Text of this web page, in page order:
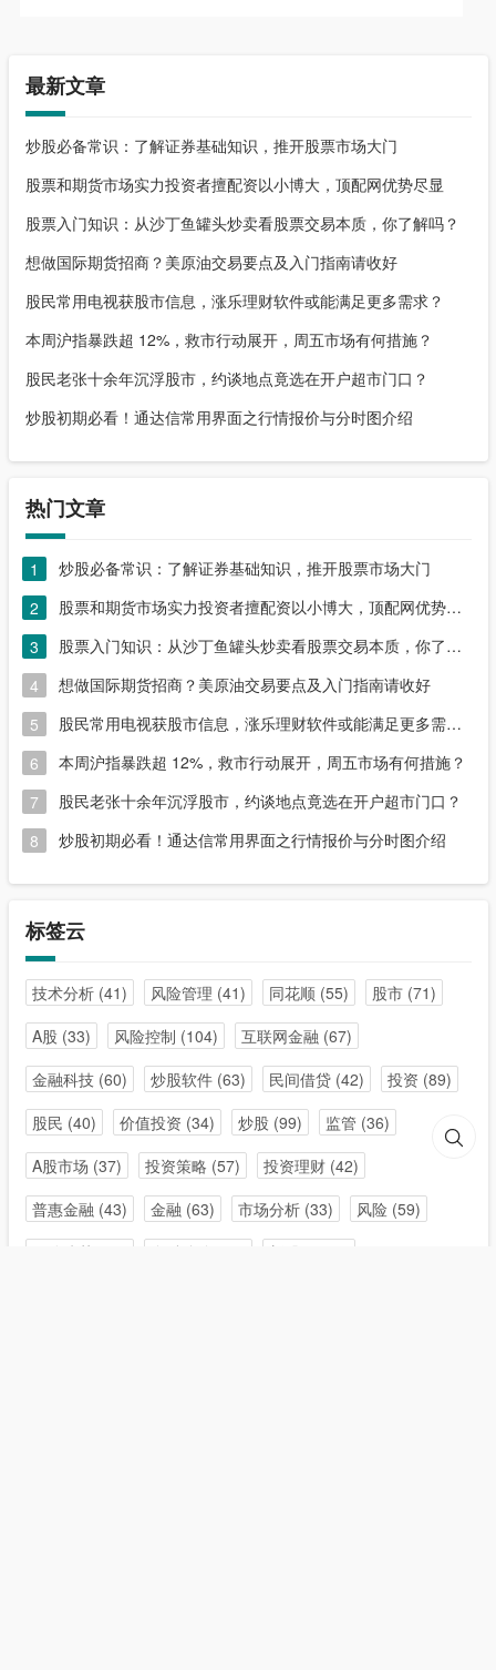
最新文章
炒股必备常识：了解证券基础知识，推开股票市场大门
股票和期货市场实力投资者擅配资以小博大，顶配网优势尽显
股票入门知识：从沙丁鱼罐头炒卖看股票交易本质，你了解吗？
想做国际期货招商？美原油交易要点及入门指南请收好
股民常用电视获股市信息，涨乐理财软件或能满足更多需求？
本周沪指暴跌超 12%，救市行动展开，周五市场有何措施？
股民老张十余年沉浮股市，约谈地点竟选在开户超市门口？
炒股初期必看！通达信常用界面之行情报价与分时图介绍
热门文章
1
炒股必备常识：了解证券基础知识，推开股票市场大门
2
股票和期货市场实力投资者擅配资以小博大，顶配网优势尽显
3
股票入门知识：从沙丁鱼罐头炒卖看股票交易本质，你了解吗？
4
想做国际期货招商？美原油交易要点及入门指南请收好
5
股民常用电视获股市信息，涨乐理财软件或能满足更多需求？
6
本周沪指暴跌超 12%，救市行动展开，周五市场有何措施？
7
股民老张十余年沉浮股市，约谈地点竟选在开户超市门口？
8
炒股初期必看！通达信常用界面之行情报价与分时图介绍
标签云
技术分析(41) 风险管理 (41) 同花顺(55) 股市(71)
A股 (33) 风险控制 (104) 互联网金融 (67)
金融科技(60) 炒股软件(63) 民间借贷(42) 投资 (89)
股民 (40) 价值投资 (34) 炒股 (99) 监管 (36)
A股市场 (37) 投资策略 (57) 投资理财(42)
普惠金融 (43) 金融 (63) 市场分析(33) 风险(59)
风险防范
金融监管 新股民